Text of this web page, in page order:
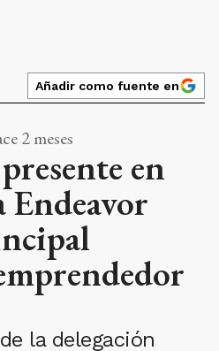
Añadir como fuente en
2 meses
en
Endeavor
la delegación